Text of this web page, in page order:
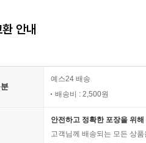
따뜻하고 날카로운 時論
‘어깨에 내려앉은 눈을 털어주
력을 발견할 수 있다. 전 지구적
근원입니다. 인간이 돌아갈
안내
예스24 배송
배송비 : 2,500원
안전하고 정확한 포장을 위
고객님께 배송되는 모든 상